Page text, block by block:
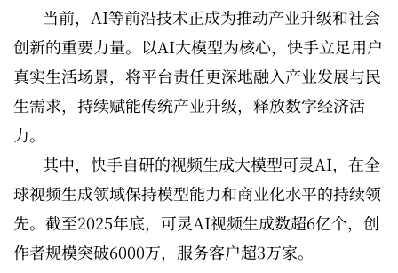
当前，AI等前沿技术正成为推动产业升级和社会
创新的重要力量。以AI大模型为核心，快手立足用户
真实生活场景，将平台责任更深地融入产业发展与民
生需求，持续赋能传统产业升级，释放数字经济活
力。
其中，快手自研的视频生成大模型可灵AI，在全
球视频生成领域保持模型能力和商业化水平的持续领
先。截至2025年底，可灵AI视频生成数超6亿个，创
作者规模突破6000万，服务客户超3万家。